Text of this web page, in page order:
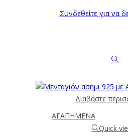
Συνδεθείτε για να
Διαβάστε
ΑΓΑΠΗΜΕΝΑ
Quick